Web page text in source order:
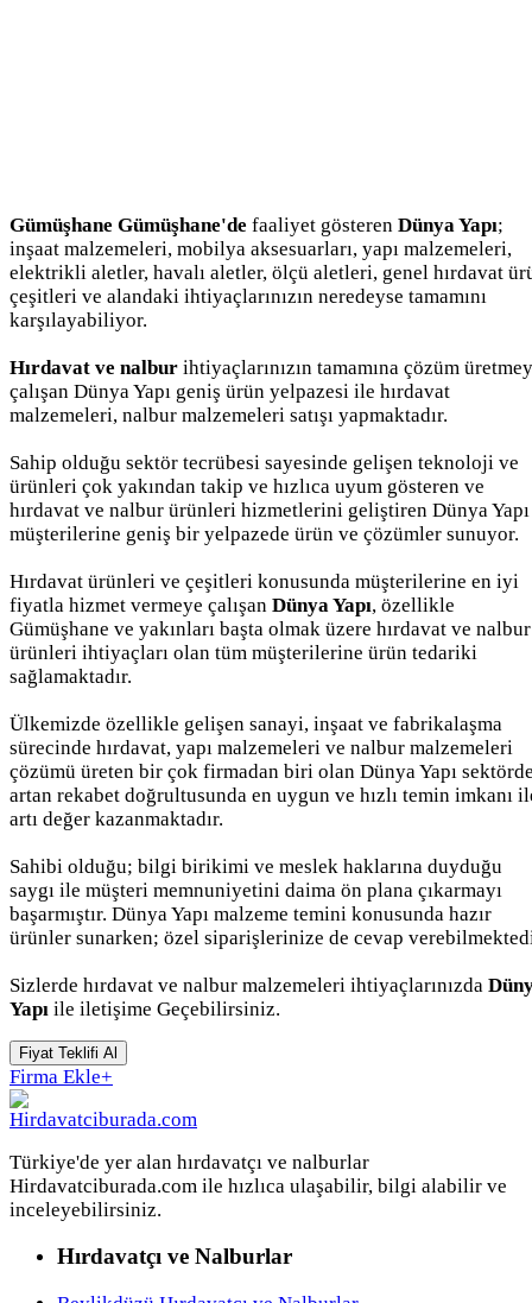
Gümüşhane Gümüşhane'de faaliyet gösteren Dünya Yapı;
inşaat malzemeleri, mobilya aksesuarları, yapı malzemeleri,
elektrikli aletler, havalı aletler, ölçü aletleri, genel hırdavat
çeşitleri ve alandaki ihtiyaçlarınızın neredeyse tamamını
karşılayabiliyor.
Hırdavat ve nalbur ihtiyaçlarınızın tamamına çözüm
çalışan Dünya Yapı geniş ürün yelpazesi ile hırdavat
malzemeleri, nalbur malzemeleri satışı yapmaktadır.
Sahip olduğu sektör tecrübesi sayesinde gelişen teknoloji ve
ürünleri çok yakından takip ve hızlıca uyum gösteren ve
hırdavat ve nalbur ürünleri hizmetlerini geliştiren Dünya Yapı
müşterilerine geniş bir yelpazede ürün ve çözümler sunuyor.
Hırdavat ürünleri ve çeşitleri konusunda müşterilerine en iyi
fiyatla hizmet vermeye çalışan Dünya Yapı, özellikle
Gümüşhane ve yakınları başta olmak üzere hırdavat ve nalbur
ürünleri ihtiyaçları olan tüm müşterilerine ürün tedariki
sağlamaktadır.
Ülkemizde özellikle gelişen sanayi, inşaat ve fabrikalaşma
sürecinde hırdavat, yapı malzemeleri ve nalbur malzemeleri
çözümü üreten bir çok firmadan biri olan Dünya Yapı
artan rekabet doğrultusunda en uygun ve hızlı temin imkanı
artı değer kazanmaktadır.
Sahibi olduğu; bilgi birikimi ve meslek haklarına duyduğu
saygı ile müşteri memnuniyetini daima ön plana çıkarmayı
başarmıştır. Dünya Yapı malzeme temini konusunda hazır
ürünler sunarken; özel siparişlerinize de cevap
Sizlerde hırdavat ve nalbur malzemeleri ihtiyaçlarınızda
Yapı ile iletişime Geçebilirsiniz.
Fiyat Teklifi Al
Firma Ekle+
Türkiye'de yer alan hırdavatçı ve nalburlar
Hirdavatciburada.com ile hızlıca ulaşabilir, bilgi alabilir ve
inceleyebilirsiniz.
Hırdavatçı ve Nalburlar